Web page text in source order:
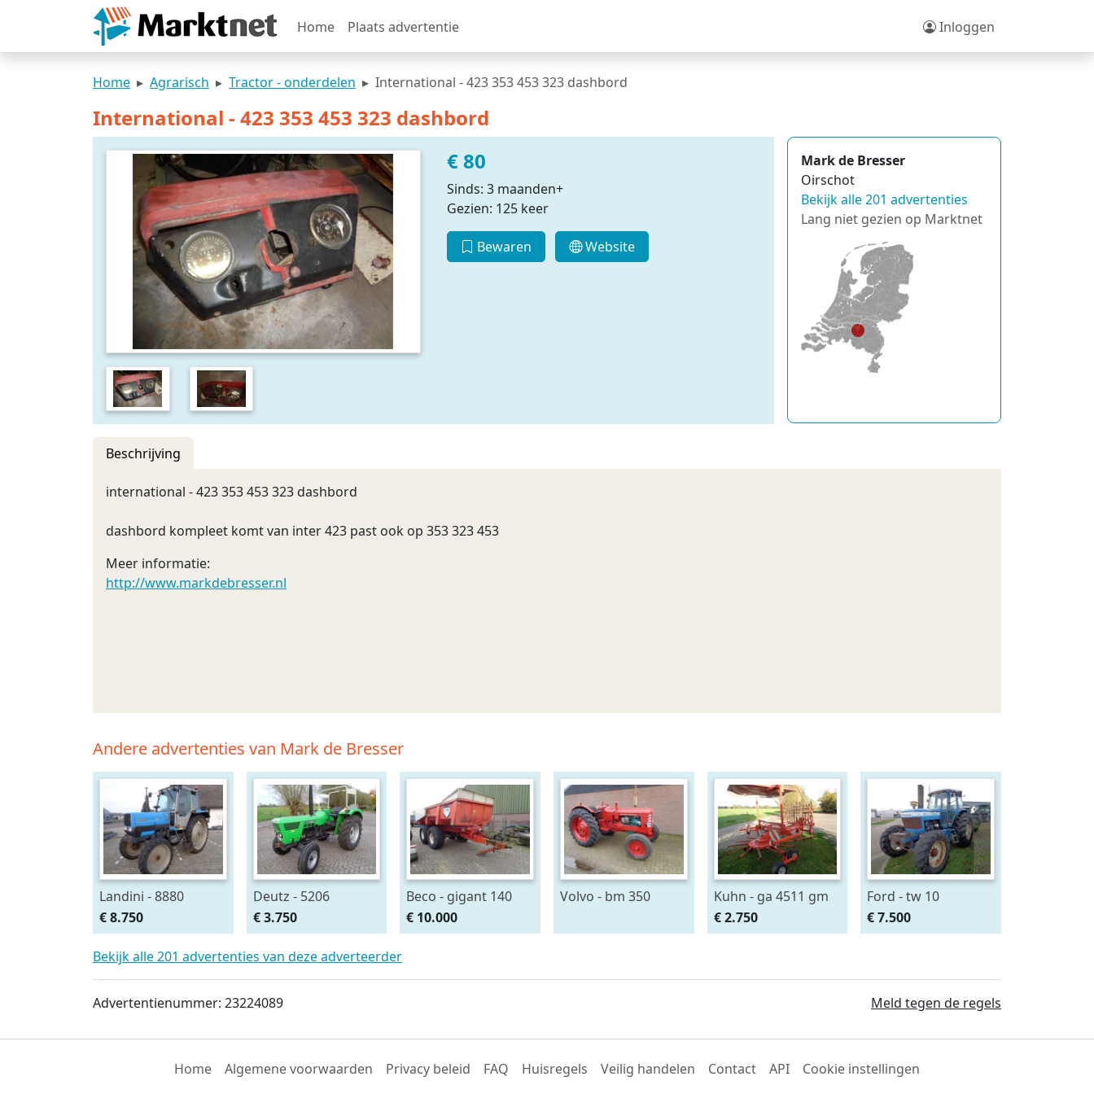
Home Plaats advertentie Inloggen
Home Agrarisch Tractor - onderdelen International - 423 353 453 323 dashbord
International - 423 353 453 323 dashbord
€ 80
Sinds: 3 maanden+
Gezien: 125 keer
Bewaren Website
Mark de Bresser
Oirschot
Bekijk alle 201 advertenties
Lang niet gezien op Marktnet
Beschrijving
international - 423 353 453 323 dashbord
dashbord kompleet komt van inter 423 past ook op 353 323 453
Meer informatie:
http://www.markdebresser.nl
Andere advertenties van Mark de Bresser
Landini - 8880
€ 8.750
Deutz - 5206
€ 3.750
Beco - gigant 140
€ 10.000
Volvo - bm 350
Kuhn - ga 4511 gm
€ 2.750
Ford - tw 10
€ 7.500
Bekijk alle 201 advertenties van deze adverteerder
Advertentienummer: 23224089 Meld tegen de regels
Home Algemene voorwaarden Privacy beleid FAQ Huisregels Veilig handelen Contact API Cookie instellingen